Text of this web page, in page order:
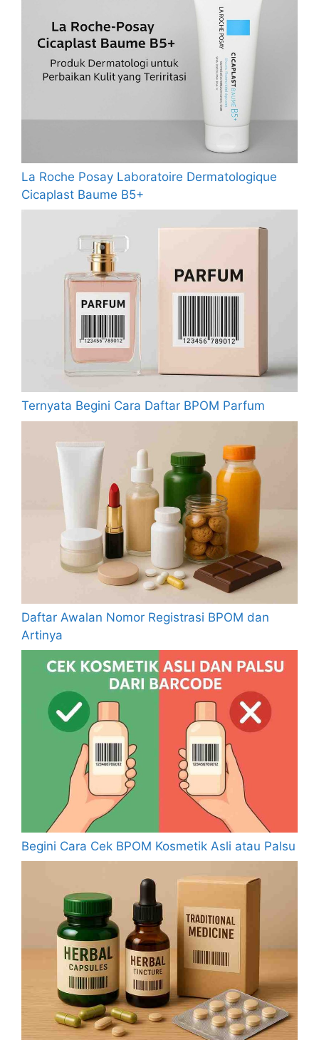
La Roche Posay Laboratoire Dermatologique
Cicaplast Baume B5+
Ternyata Begini Cara Daftar BPOM Parfum
Daftar Awalan Nomor Registrasi BPOM dan
Artinya
Begini Cara Cek BPOM Kosmetik Asli atau Palsu